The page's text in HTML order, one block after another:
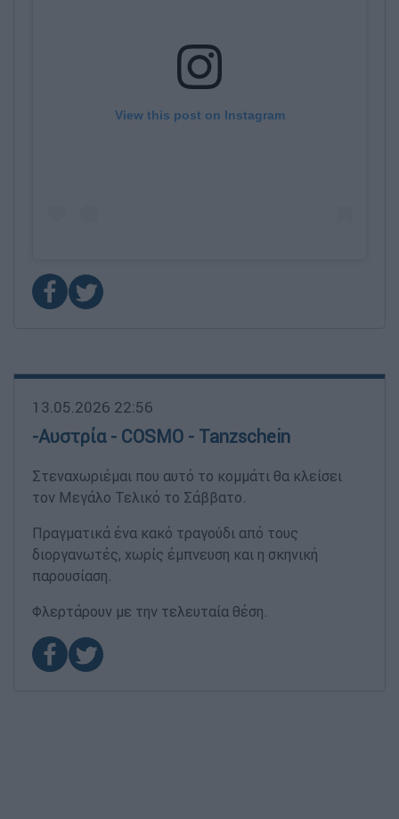
View this post on Instagram
13.05.2026 22:56
-Αυστρία - COSMO - Tanzschein
Στεναχωριέμαι που αυτό το κομμάτι θα κλείσει
τον Μεγάλο Τελικό το Σάββατο.
Πραγματικά ένα κακό τραγούδι από τους
διοργανωτές, χωρίς έμπνευση και η σκηνική
παρουσίαση.
Φλερτάρουν με την τελευταία θέση.